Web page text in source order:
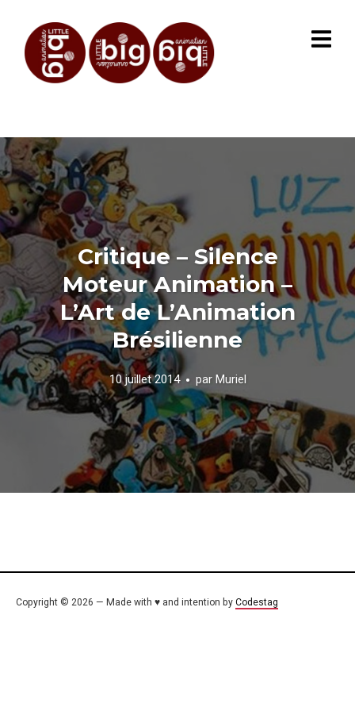
Critique – Silence
Moteur Animation –
L’Art de L’Animation
Brésilienne
10 juillet 2014 par Muriel
Copyright © 2026 — Made with ♥ and intention by Codestag